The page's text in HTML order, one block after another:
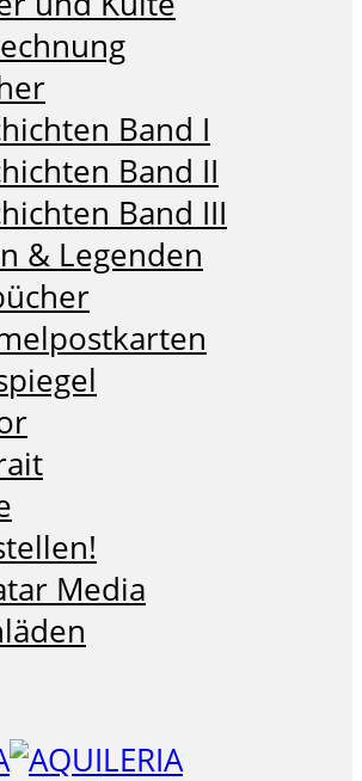
Band I
Band II
Band III
& Legenden
Media